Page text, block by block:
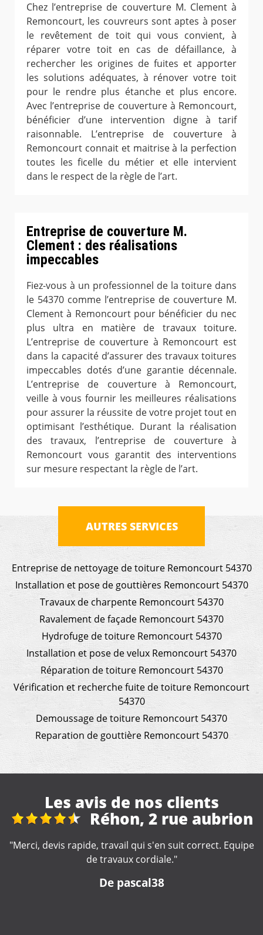
Chez l’entreprise de couverture M. Clement à
Remoncourt, les couvreurs sont aptes à poser
le revêtement de toit qui vous convient, à
réparer votre toit en cas de défaillance, à
rechercher les origines de fuites et apporter
les solutions adéquates, à rénover votre toit
pour le rendre plus étanche et plus encore.
Avec l’entreprise de couverture à Remoncourt,
bénéficier d’une intervention digne à tarif
raisonnable. L’entreprise de couverture à
Remoncourt connait et maitrise à la perfection
toutes les ficelle du métier et elle intervient
dans le respect de la règle de l’art.
Entreprise de couverture M.
Clement : des réalisations
impeccables
Fiez-vous à un professionnel de la toiture dans
le 54370 comme l’entreprise de couverture M.
Clement à Remoncourt pour bénéficier du nec
plus ultra en matière de travaux toiture.
L’entreprise de couverture à Remoncourt est
dans la capacité d’assurer des travaux toitures
impeccables dotés d’une garantie décennale.
L’entreprise de couverture à Remoncourt,
veille à vous fournir les meilleures réalisations
pour assurer la réussite de votre projet tout en
optimisant l’esthétique. Durant la réalisation
des travaux, l’entreprise de couverture à
Remoncourt vous garantit des interventions
sur mesure respectant la règle de l’art.
AUTRES SERVICES
Entreprise de nettoyage de toiture Remoncourt 54370
Installation et pose de gouttières Remoncourt 54370
Travaux de charpente Remoncourt 54370
Ravalement de façade Remoncourt 54370
Hydrofuge de toiture Remoncourt 54370
Installation et pose de velux Remoncourt 54370
Réparation de toiture Remoncourt 54370
Vérification et recherche fuite de toiture Remoncourt
54370
Demoussage de toiture Remoncourt 54370
Reparation de gouttière Remoncourt 54370
Les avis de nos clients
Equipe
Fuite toiture
"Artisan réactif et compétent. A